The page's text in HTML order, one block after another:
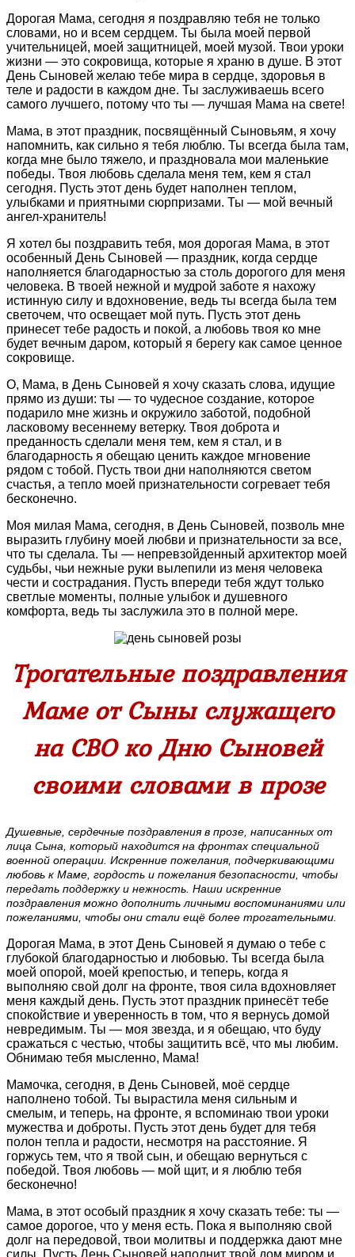
Дорогая Мама, сегодня я поздравляю тебя не только
словами, но и всем сердцем. Ты была моей первой
учительницей, моей защитницей, моей музой. Твои уроки
жизни — это сокровища, которые я храню в душе. В этот
День Сыновей желаю тебе мира в сердце, здоровья в
теле и радости в каждом дне. Ты заслуживаешь всего
самого лучшего, потому что ты — лучшая Мама на свете!
Мама, в этот праздник, посвящённый Сыновьям, я хочу
напомнить, как сильно я тебя люблю. Ты всегда была там,
когда мне было тяжело, и праздновала мои маленькие
победы. Твоя любовь сделала меня тем, кем я стал
сегодня. Пусть этот день будет наполнен теплом,
улыбками и приятными сюрпризами. Ты — мой вечный
ангел-хранитель!
Я хотел бы поздравить тебя, моя дорогая Мама, в этот
особенный День Сыновей — праздник, когда сердце
наполняется благодарностью за столь дорогого для меня
человека. В твоей нежной и мудрой заботе я нахожу
истинную силу и вдохновение, ведь ты всегда была тем
светочем, что освещает мой путь. Пусть этот день
принесет тебе радость и покой, а любовь твоя ко мне
будет вечным даром, который я берегу как самое ценное
сокровище.
О, Мама, в День Сыновей я хочу сказать слова, идущие
прямо из души: ты — то чудесное создание, которое
подарило мне жизнь и окружило заботой, подобной
ласковому весеннему ветерку. Твоя доброта и
преданность сделали меня тем, кем я стал, и в
благодарность я обещаю ценить каждое мгновение
рядом с тобой. Пусть твои дни наполняются светом
счастья, а тепло моей признательности согревает тебя
бесконечно.
Моя милая Мама, сегодня, в День Сыновей, позволь мне
выразить глубину моей любви и признательности за все,
что ты сделала. Ты — непревзойденный архитектор моей
судьбы, чьи нежные руки вылепили из меня человека
чести и сострадания. Пусть впереди тебя ждут только
светлые моменты, полные улыбок и душевного
комфорта, ведь ты заслужила это в полной мере.
Трогательные поздравления
Маме от Сыны служащего
на СВО ко Дню Сыновей
своими словами в прозе
Душевные, сердечные поздравления в прозе, написанных от
лица Сына, который находится на фронтах специальной
военной операции. Искренние пожелания, подчеркивающими
любовь к Маме, гордость и пожелания безопасности, чтобы
передать поддержку и нежность. Наши искренние
поздравления можно дополнить личными воспоминаниями или
пожеланиями, чтобы они стали ещё более трогательными.
Дорогая Мама, в этот День Сыновей я думаю о тебе с
глубокой благодарностью и любовью. Ты всегда была
моей опорой, моей крепостью, и теперь, когда я
выполняю свой долг на фронте, твоя сила вдохновляет
меня каждый день. Пусть этот праздник принесёт тебе
спокойствие и уверенность в том, что я вернусь домой
невредимым. Ты — моя звезда, и я обещаю, что буду
сражаться с честью, чтобы защитить всё, что мы любим.
Обнимаю тебя мысленно, Мама!
Мамочка, сегодня, в День Сыновей, моё сердце
наполнено тобой. Ты вырастила меня сильным и
смелым, и теперь, на фронте, я вспоминаю твои уроки
мужества и доброты. Пусть этот день будет для тебя
полон тепла и радости, несмотря на расстояние. Я
горжусь тем, что я твой сын, и обещаю вернуться с
победой. Твоя любовь — мой щит, и я люблю тебя
бесконечно!
Мама, в этот особый праздник я хочу сказать тебе: ты —
самое дорогое, что у меня есть. Пока я выполняю свой
долг на передовой, твои молитвы и поддержка дают мне
силы. Пусть День Сыновей наполнит твой дом миром и